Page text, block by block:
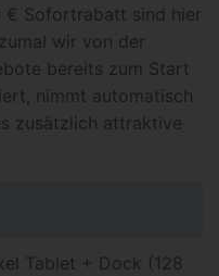
€ Sofortrabatt sind hier
wir von der
bereits zum Start
nimmt automatisch
zusätzlich attraktive
Tablet + Dock (128